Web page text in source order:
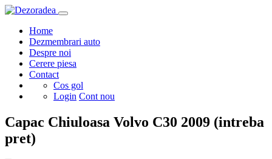
Home
Dezmembrari auto
Despre noi
Cerere piesa
Contact
Cos gol
Login Cont nou
Capac Chiuloasa Volvo C30 2009 (intreba
pret)